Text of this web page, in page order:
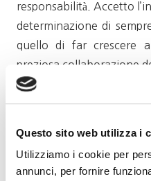
Questo sito web utilizza i
Utilizziamo i cookie per
annunci, per fornire
responsabilità. Accetto
determinazione di
quello di far crescere
preziosa collaborazione
“Il lavoro che ci attende
impegnativo,
Assoenologi – ha detto
anni ha saputo reagire